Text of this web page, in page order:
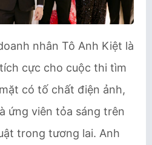
nhân Tô Anh Kiệt là
cực cho cuộc thi tìm
có tố chất điện ảnh,
ứng viên tỏa sáng trên
trong tương lai. Anh